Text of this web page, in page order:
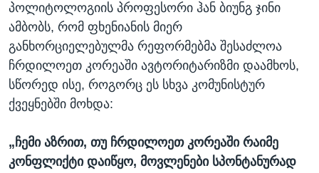
პოლიტოლოგიის პროფესორი ჰან ბიუნგ ჯინი
ამბობს, რომ ფხენიანის მიერ
განხორციელებულმა რეფორმებმა შესაძლოა
ჩრდილოეთ კორეაში ავტორიტარიზმი დაამხოს,
სწორედ ისე, როგორც ეს სხვა კომუნისტურ
ქვეყნებში მოხდა:
„ჩემი აზრით, თუ ჩრდილოეთ კორეაში რაიმე
კონფლიქტი დაიწყო, მოვლენები სპონტანურად